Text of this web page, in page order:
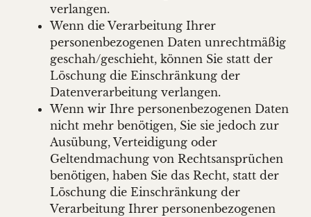
verlangen.
Wenn die Verarbeitung Ihrer
personenbezogenen Daten unrechtmäßig
geschah/geschieht, können Sie statt der
Löschung die Einschränkung der
Datenverarbeitung verlangen.
Wenn wir Ihre personenbezogenen Daten
nicht mehr benötigen, Sie sie jedoch zur
Ausübung, Verteidigung oder
Geltendmachung von Rechtsansprüchen
benötigen, haben Sie das Recht, statt der
Löschung die Einschränkung der
Verarbeitung Ihrer personenbezogenen